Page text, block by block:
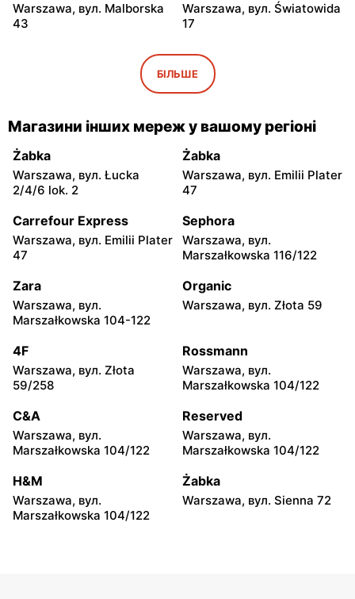
Warszawa, вул. Malborska
43
Warszawa, вул. Światowida
17
CCC
Warszawa, вул. Kazimierza
Szpotańskiego 4
CCC
Łomianki, вул. Brukowa 25
CCC
Janki, вул. Mszczonowska
3
CCC
Sienkiewicza 19
CCC
Siwińskiego 2
CCC
Józefa Piłsudskiego 31C
CCC
CCC CCC
CCC
Podkowa Leśna, вул.
CCC
Radzymin, вул. Konstytucji
CCC
Grodzisk Mazowiecki, вул.
CCC
Nowy Dwór Mazowiecki,
CCC
Mińsk Mazowiecki, вул.
CCC
БІЛЬШЕ
Магазини інших мереж у вашому регіоні
Żabka
Warszawa, вул. Łucka
2/4/6 lok. 2
Żabka
Warszawa, вул. Emilii Plater
47
Carrefour Express
Warszawa, вул. Emilii Plater
47
Sephora
Warszawa, вул.
Marszałkowska 116/122
Zara
Warszawa, вул.
Marszałkowska 104-122
Organic
Warszawa, вул. Złota 59
4F
Warszawa, вул. Złota
59/258
Rossmann
Warszawa, вул.
Marszałkowska 104/122
C&A
Warszawa, вул.
Marszałkowska 104/122
Reserved
Warszawa, вул.
Marszałkowska 104/122
H&M
Warszawa, вул.
Marszałkowska 104/122
Żabka
Warszawa, вул. Sienna 72